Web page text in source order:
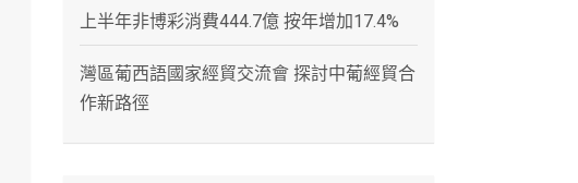
上半年非博彩消費444.7億 按年增加17.4%
灣區葡西語國家經貿交流會 探討中葡經貿合
作新路徑